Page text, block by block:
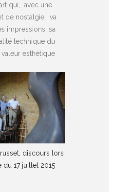
qui, avec une
de nostalgie, va
impressions, sa
technique du
valeur esthétique
discours lors
du 17 juillet 2015